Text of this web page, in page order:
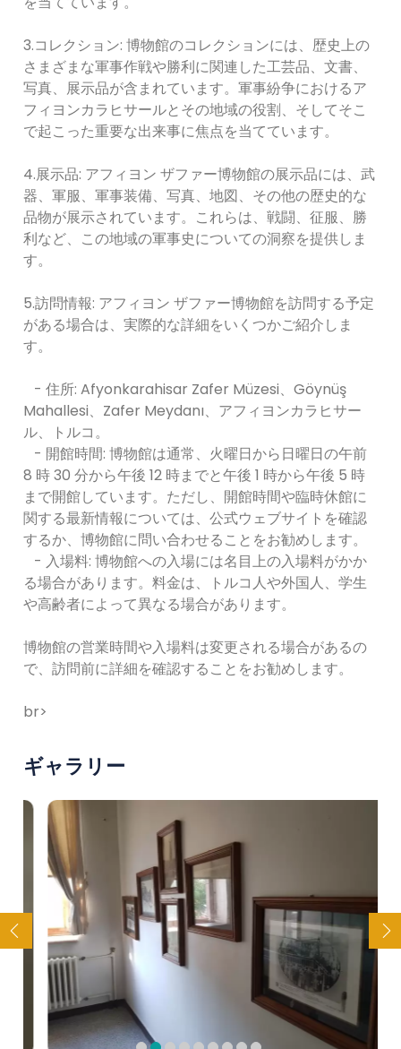
3.コレクション: 博物館のコレクションには、歴史上の
さまざまな軍事作戦や勝利に関連した工芸品、文書、
写真、展示品が含まれています。軍事紛争におけるア
フィヨンカラヒサールとその地域の役割、そしてそこ
で起こった重要な出来事に焦点を当てています。
4.展示品: アフィヨン ザファー博物館の展示品には、武
器、軍服、軍事装備、写真、地図、その他の歴史的な
品物が展示されています。これらは、戦闘、征服、勝
利など、この地域の軍事史についての洞察を提供しま
す。
5.訪問情報: アフィヨン ザファー博物館を訪問する予定
がある場合は、実際的な詳細をいくつかご紹介しま
す。
- 住所: Afyonkarahisar Zafer Müzesi、Göynüş
Mahallesi、Zafer Meydanı、アフィヨンカラヒサー
ル、トルコ。
- 開館時間: 博物館は通常、火曜日から日曜日の午前
8 時 30 分から午後 12 時までと午後 1 時から午後 5 時
まで開館しています。ただし、開館時間や臨時休館に
関する最新情報については、公式ウェブサイトを確認
するか、博物館に問い合わせることをお勧めします。
- 入場料: 博物館への入場には名目上の入場料がかか
る場合があります。料金は、トルコ人や外国人、学生
や高齢者によって異なる場合があります。
博物館の営業時間や入場料は変更される場合があるの
で、訪問前に詳細を確認することをお勧めします。
br>
ギャラリー